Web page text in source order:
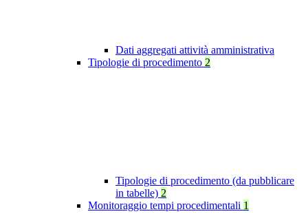
Dati aggregati attività amministrativa
Tipologie di procedimento 2
Tipologie di procedimento (da pubblicare
in tabelle) 2
Monitoraggio tempi procedimentali 1